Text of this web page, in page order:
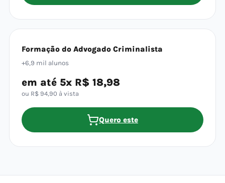
Formação do Advogado Criminalista
+6,9 mil alunos
em até 5x R$ 18,98
ou R$ 94,90 à vista
Quero este